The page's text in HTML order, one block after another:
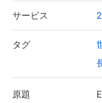
サービス
タグ
原題